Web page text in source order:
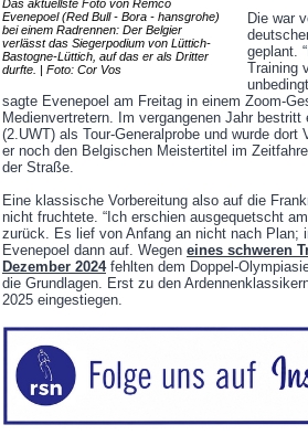
Das aktuellste Foto von Remco
Evenepoel (Red Bull - Bora - hansgrohe)
bei einem Radrennen: Der Belgier
verlässt das Siegerpodium von Lüttich-
Bastogne-Lüttich, auf das er als Dritter
durfte. | Foto: Cor Vos
Die war
geplant.
Training
sagte Evenepoel am Freitag in einem Zoom-
Medienvertretern. Im vergangenen Jahr
(2.UWT) als Tour-Generalprobe und wurde dort
er noch den Belgischen Meistertitel im
der Straße.
Eine klassische Vorbereitung also auf die
nicht fruchtete. “Ich erschien ausgequetscht
zurück. Es lief von Anfang an nicht nach Plan;
Evenepoel dann auf. Wegen eines schweren
Dezember 2024fehlten dem Doppel-
die Grundlagen. Erst zu den
2025 eingestiegen.